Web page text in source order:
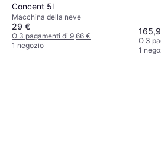
Concent 5l
Macchina della neve
29 €
O 3 pagamenti di 9,66 €
1 negozio
O 3
1